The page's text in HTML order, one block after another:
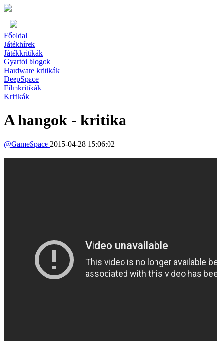
Főoldal
Játékhírek
Játékkritikák
Gyártói blogok
Hardware kritikák
DeepSpace
Filmkritikák
Kritikák
A hangok - kritika
@GameSpace 2015-04-28 15:06:02